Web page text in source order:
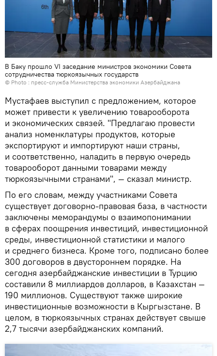
В Баку прошло VI заседание министров экономики Совета
сотрудничества тюркоязычных государств
© Photo : пресс-служба Министерства экономики Азербайджана
Мустафаев выступил с предложением, которое
может привести к увеличению товарооборота
и экономических связей. "Предлагаю провести
анализ номенклатуры продуктов, которые
экспортируют и импортируют наши страны,
и соответственно, наладить в первую очередь
товарооборот данными товарами между
тюркоязычными странами", — сказал министр.
По его словам, между участниками Совета
существует договорно-правовая база, в частности
заключены меморандумы о взаимопонимании
в сферах поощрения инвестиций, инвестиционной
среды, инвестиционной статистики и малого
и среднего бизнеса. Кроме того, подписано более
300 договоров в двустороннем порядке. На
сегодня азербайджанские инвестиции в Турцию
составили 8 миллиардов долларов, в Казахстан —
190 миллионов. Существуют также широкие
инвестиционные возможности в Кыргызстане. В
целом, в тюркоязычных странах действует свыше
2,7 тысячи азербайджанских компаний.